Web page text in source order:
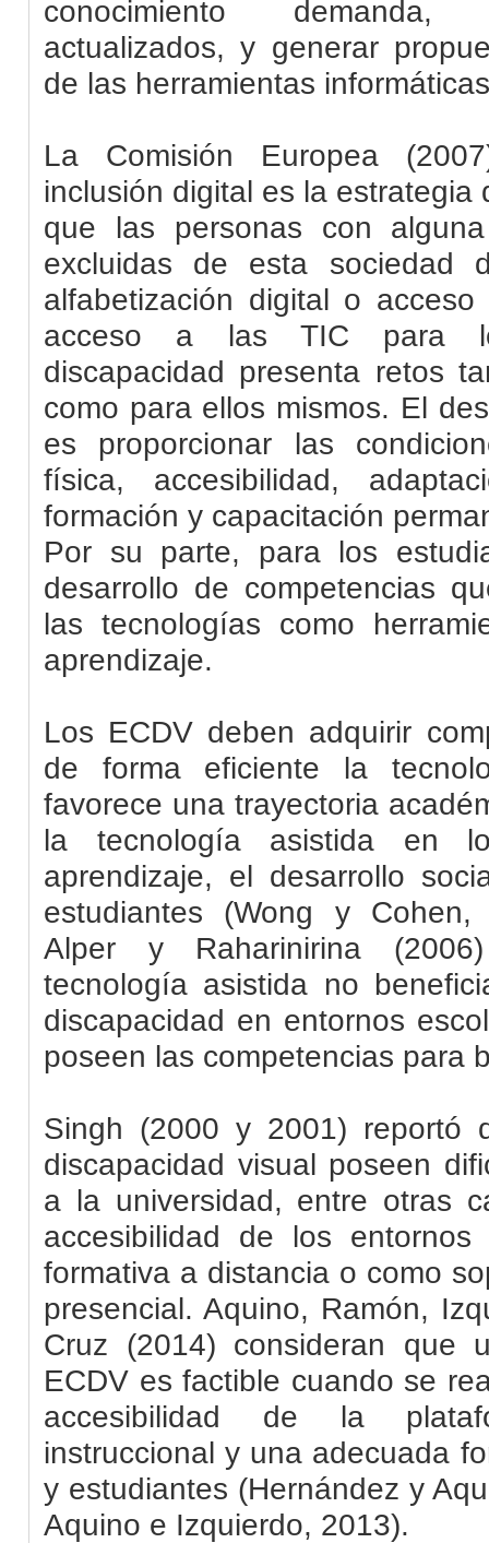
conocimiento demanda,
actualizados, y generar
de las herramientas
La Comisión Europea
inclusión digital es la estrategia
que las personas con
excluidas de esta sociedad
alfabetización digital o
acceso a las TIC para
discapacidad presenta retos
como para ellos mismos. El
es proporcionar las
física, accesibilidad,
formación y capacitación
Por su parte, para los
desarrollo de competencias
las tecnologías como
aprendizaje.
Los ECDV deben adquirir
de forma eficiente la
favorece una trayectoria
la tecnología asistida en
aprendizaje, el desarrollo
estudiantes (Wong y
Alper y Raharinirina
tecnología asistida no
discapacidad en entornos
poseen las competencias para
Singh (2000 y 2001) reportó
discapacidad visual poseen
a la universidad, entre otras
accesibilidad de los
formativa a distancia o como
presencial. Aquino, Ramón,
Cruz (2014) consideran que
ECDV es factible cuando se
accesibilidad de la
instruccional y una adecuada
y estudiantes (Hernández y
Aquino e Izquierdo, 2013).